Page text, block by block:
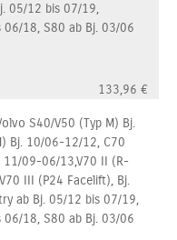
05/12 bis 07/19,
06/18, S80 ab Bj. 03/06
133,96 €
S40/V50 (Typ M) Bj.
Bj. 10/06-12/12, C70
11/09-06/13,V70 II (R-
III (P24 Facelift), Bj.
ab Bj. 05/12 bis 07/19,
06/18, S80 ab Bj. 03/06